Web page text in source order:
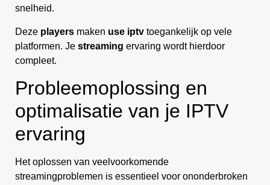
snelheid.
Deze players maken use iptv toegankelijk op vele
platformen. Je streaming ervaring wordt hierdoor
compleet.
Probleemoplossing en
optimalisatie van je IPTV
ervaring
Het oplossen van veelvoorkomende
streamingproblemen is essentieel voor ononderbroken